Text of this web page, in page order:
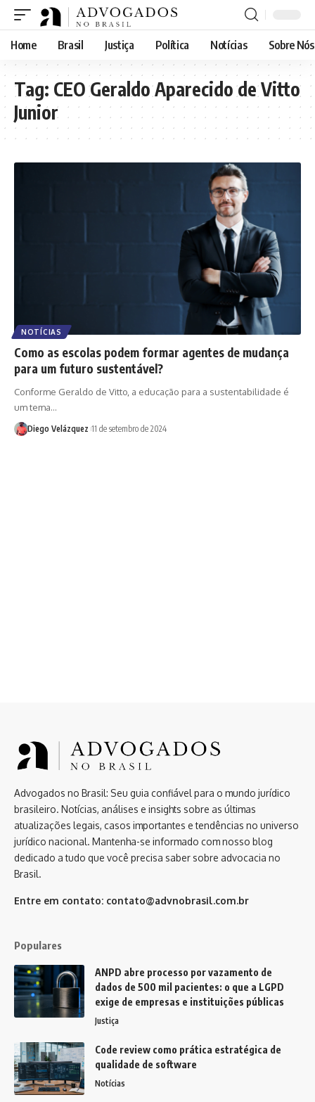
Home Brasil Justiça Política Notícias Sobre Nós
Tag: CEO Geraldo Aparecido de Vitto
Junior
NOTÍCIAS
Como as escolas podem formar agentes de mudança
para um futuro sustentável?
Conforme Geraldo de Vitto, a educação para a sustentabilidade é
um tema…
Diego Velázquez 11 de setembro de 2024
Advogados no Brasil: Seu guia confiável para o mundo jurídico
brasileiro. Notícias, análises e insights sobre as últimas
atualizações legais, casos importantes e tendências no universo
jurídico nacional. Mantenha-se informado com nosso blog
dedicado a tudo que você precisa saber sobre advocacia no
Brasil.
Entre em contato: contato@advnobrasil.com.br
Populares
ANPD abre processo por vazamento de
dados de 500 mil pacientes: o que a LGPD
exige de empresas e instituições públicas
Justiça
Code review como prática estratégica de
qualidade de software
Notícias